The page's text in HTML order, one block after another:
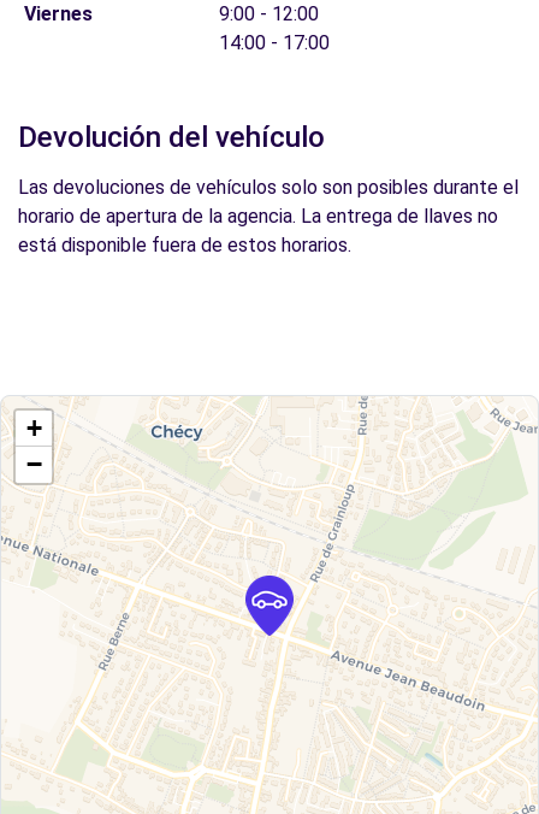
Viernes
9:00 - 12:00
14:00 - 17:00
Devolución del vehículo
Las devoluciones de vehículos solo son posibles durante el
horario de apertura de la agencia. La entrega de llaves no
está disponible fuera de estos horarios.
+
−